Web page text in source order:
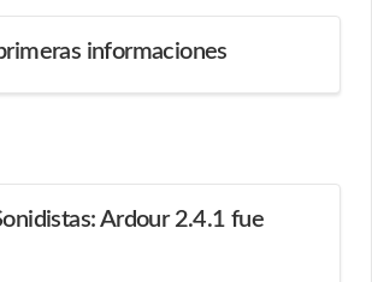
informaciones
Ardour 2.4.1 fue